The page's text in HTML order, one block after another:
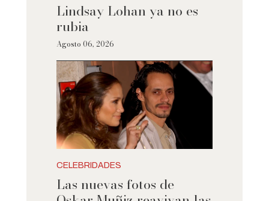
Lindsay Lohan ya no es
rubia
Agosto 06, 2026
CELEBRIDADES
Las nuevas fotos de